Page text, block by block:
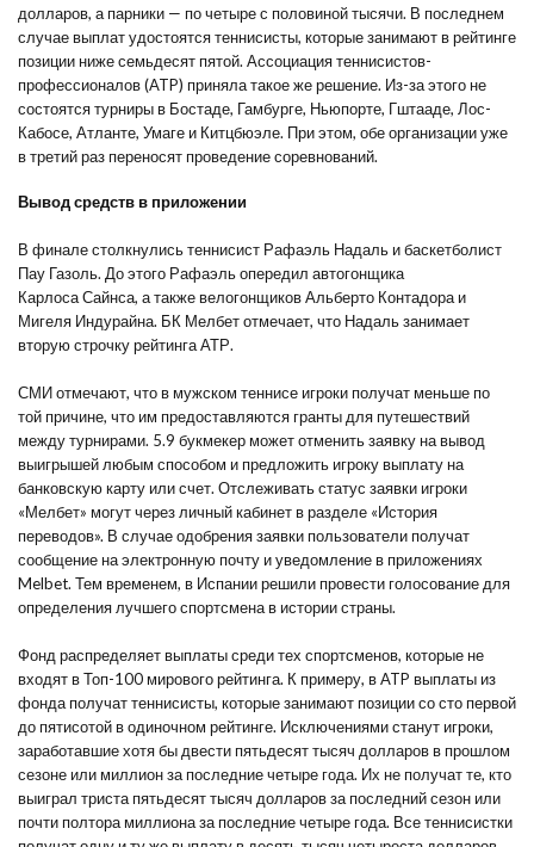
долларов, а парники — по четыре с половиной тысячи. В последнем
случае выплат удостоятся теннисисты, которые занимают в рейтинге
позиции ниже семьдесят пятой. Ассоциация теннисистов-
профессионалов (ATP) приняла такое же решение. Из-за этого не
состоятся турниры в Бостаде, Гамбурге, Ньюпорте, Гштааде, Лос-
Кабосе, Атланте, Умаге и Китцбюэле. При этом, обе организации уже
в третий раз переносят проведение соревнований.
Вывод средств в приложении
В финале столкнулись теннисист Рафаэль Надаль и баскетболист
Пау Газоль. До этого Рафаэль опередил автогонщика
Карлоса Сайнса, а также велогонщиков Альберто Контадора и
Мигеля Индурайна. БК Мелбет отмечает, что Надаль занимает
вторую строчку рейтинга АТР.
СМИ отмечают, что в мужском теннисе игроки получат меньше по
той причине, что им предоставляются гранты для путешествий
между турнирами. 5.9 букмекер может отменить заявку на вывод
выигрышей любым способом и предложить игроку выплату на
банковскую карту или счет. Отслеживать статус заявки игроки
«Мелбет» могут через личный кабинет в разделе «История
переводов». В случае одобрения заявки пользователи получат
сообщение на электронную почту и уведомление в приложениях
Melbet. Тем временем, в Испании решили провести голосование для
определения лучшего спортсмена в истории страны.
Фонд распределяет выплаты среди тех спортсменов, которые не
входят в Топ-100 мирового рейтинга. К примеру, в ATP выплаты из
фонда получат теннисисты, которые занимают позиции со сто первой
до пятисотой в одиночном рейтинге. Исключениями станут игроки,
заработавшие хотя бы двести пятьдесят тысяч долларов в прошлом
сезоне или миллион за последние четыре года. Их не получат те, кто
выиграл триста пятьдесят тысяч долларов за последний сезон или
почти полтора миллиона за последние четыре года. Все теннисистки